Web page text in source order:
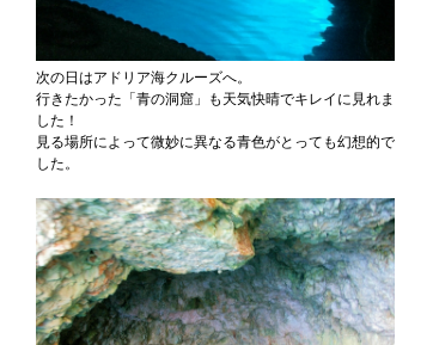
次の日はアドリア海クルーズへ。
行きたかった「青の洞窟」も天気快晴でキレイに見れま
した！
見る場所によって微妙に異なる青色がとっても幻想的で
した。